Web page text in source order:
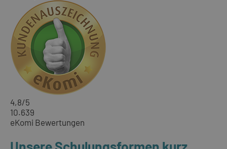
4,8/5
10.639
eKomi Bewertungen